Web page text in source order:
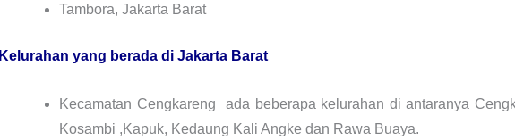
Tambora, Jakarta Barat
Kelurahan yang berada di Jakarta Barat
Kecamatan Cengkareng ada beberapa kelurahan di antaranya
Kosambi ,Kapuk, Kedaung Kali Angke dan Rawa Buaya.